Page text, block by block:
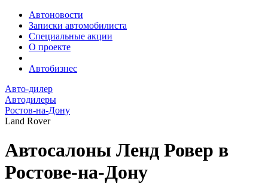
Автоновости
Записки автомобилиста
Специальные акции
О проекте
Автобизнес
Авто-дилер
Автодилеры
Ростов-на-Дону
Land Rover
Автосалоны Ленд Ровер в
Ростове-на-Дону